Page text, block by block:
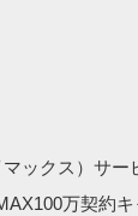
ックス）サ
万契約キ